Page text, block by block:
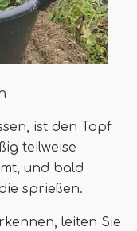
ist den Topf
teilweise
und bald
sprießen.
leiten Sie